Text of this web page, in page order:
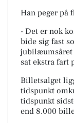
Han peger på
- Det er nok
bide sig fast
jubilæumsåret
sat ekstra fart
Billetsalget
tidspunkt
tidspunkt
end 8.000